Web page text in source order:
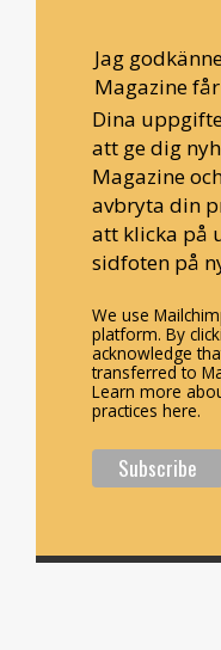
Jag
Magazine
Dina
att ge dig
Magazine
avbryta din
att klicka på
sidfoten på
We use
platform. By
acknowledge
transferred to
Learn more
practices here.